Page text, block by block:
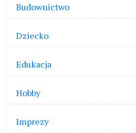
Budownictwo
Dziecko
Edukacja
Hobby
Imprezy